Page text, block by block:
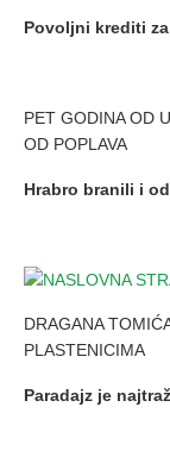
Povoljni krediti
PET GODINA OD
OD POPLAVA
Hrabro branili i
DRAGANA
PLASTENICIMA
Paradajz je